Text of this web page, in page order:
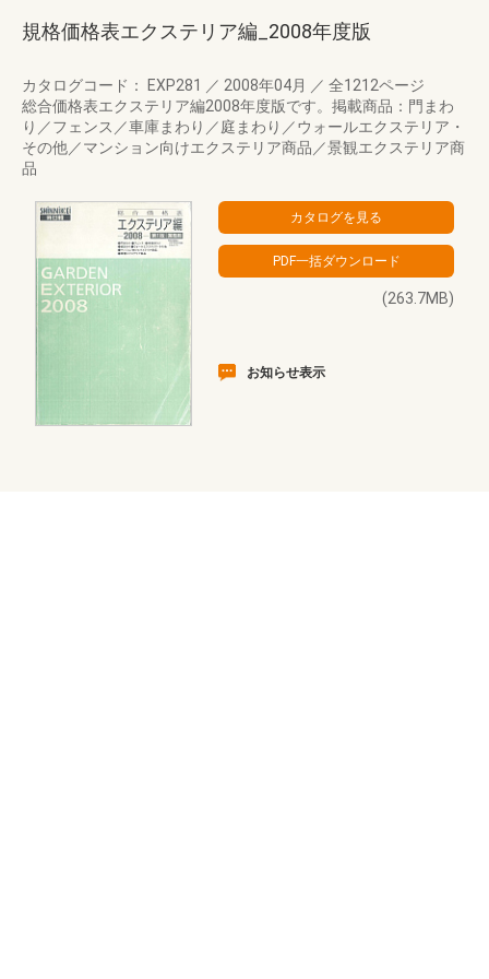
規格価格表エクステリア編_2008年度版
カタログコード： EXP281 ／ 2008年04月 ／ 全1212ページ
総合価格表エクステリア編2008年度版です。掲載商品：門まわ
り／フェンス／車庫まわり／庭まわり／ウォールエクステリア・
その他／マンション向けエクステリア商品／景観エクステリア商
品
(263.7MB)
お知らせ表示